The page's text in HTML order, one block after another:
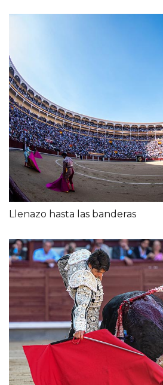
Llenazo hasta las banderas